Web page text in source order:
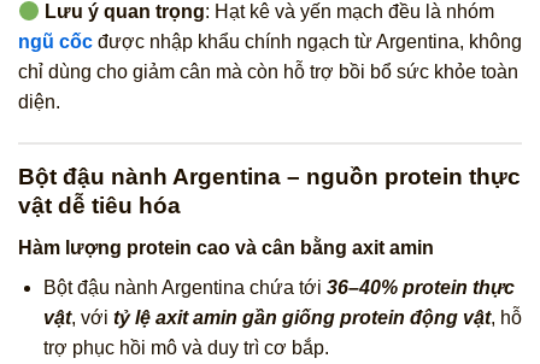
Lưu ý quan trọng: Hạt kê và yến mạch đều là nhóm
ngũ cốc được nhập khẩu chính ngạch từ Argentina, không
chỉ dùng cho giảm cân mà còn hỗ trợ bồi bổ sức khỏe toàn
diện.
Bột đậu nành Argentina – nguồn protein thực
vật dễ tiêu hóa
Hàm lượng protein cao và cân bằng axit amin
Bột đậu nành Argentina chứa tới 36–40% protein thực
vật, với tỷ lệ axit amin gần giống protein động vật, hỗ
trợ phục hồi mô và duy trì cơ bắp.